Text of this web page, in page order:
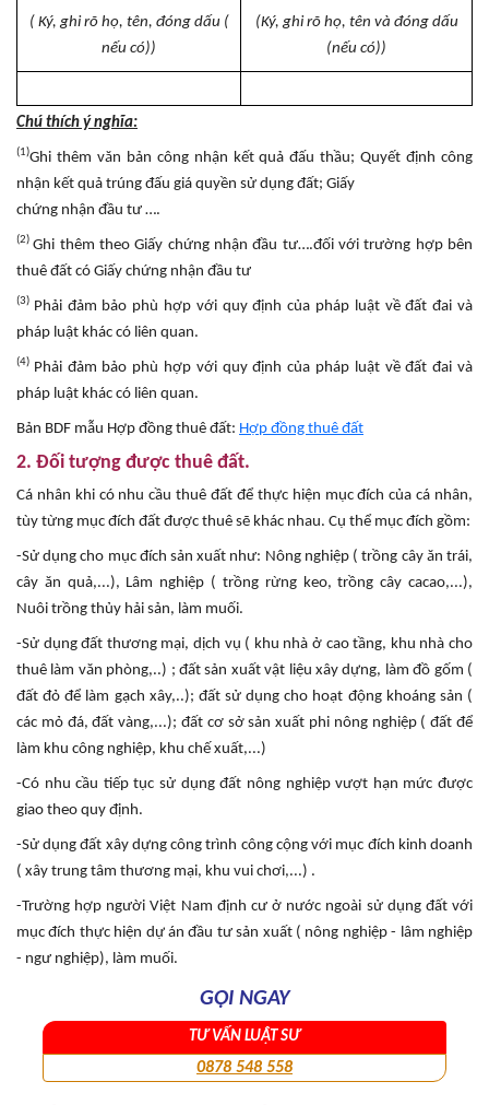
( Ký, ghi rõ họ, tên, đóng dấu (
nếu có))
(Ký, ghi rõ họ, tên và đóng dấu
(nếu có))
Chú thích ý nghĩa:
(1)Ghi thêm văn bản công nhận kết quả đấu thầu; Quyết định công
nhận kết quả trúng đấu giá quyền sử dụng đất; Giấy
chứng nhận đầu tư ….
(2)Ghi thêm theo Giấy chứng nhận đầu tư….đối với trường hợp bên
thuê đất có Giấy chứng nhận đầu tư
(3) Phải đảm bảo phù hợp với quy định của pháp luật về đất đai và
pháp luật khác có liên quan.
(4) Phải đảm bảo phù hợp với quy định của pháp luật về đất đai và
pháp luật khác có liên quan.
Bản BDF mẫu Hợp đồng thuê đất: Hợp đồng thuê đất
2. Đối tượng được thuê đất.
Cá nhân khi có nhu cầu thuê đất để thực hiện mục đích của cá nhân,
tùy từng mục đích đất được thuê sẽ khác nhau. Cụ thể mục đích gồm:
-Sử dụng cho mục đích sản xuất như: Nông nghiệp ( trồng cây ăn trái,
cây ăn quả,...), Lâm nghiệp ( trồng rừng keo, trồng cây cacao,...),
Nuôi trồng thủy hải sản, làm muối.
-Sử dụng đất thương mại, dịch vụ ( khu nhà ở cao tầng, khu nhà cho
thuê làm văn phòng,..) ; đất sản xuất vật liệu xây dựng, làm đồ gốm (
đất đỏ để làm gạch xây,..); đất sử dụng cho hoạt động khoáng sản (
các mỏ đá, đất vàng,...); đất cơ sở sản xuất phi nông nghiệp ( đất để
làm khu công nghiệp, khu chế xuất,...)
-Có nhu cầu tiếp tục sử dụng đất nông nghiệp vượt hạn mức được
giao theo quy định.
-Sử dụng đất xây dựng công trình công cộng với mục đích kinh doanh
( xây trung tâm thương mại, khu vui chơi,...) .
-Trường hợp người Việt Nam định cư ở nước ngoài sử dụng đất với
mục đích thực hiện dự án đầu tư sản xuất ( nông nghiệp - lâm nghiệp
- ngư nghiệp), làm muối.
GỌI NGAY
TƯ VẤN LUẬT SƯ
0878 548 558